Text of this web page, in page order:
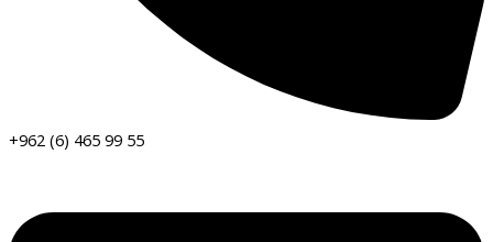
+962 (6) 465 99 55